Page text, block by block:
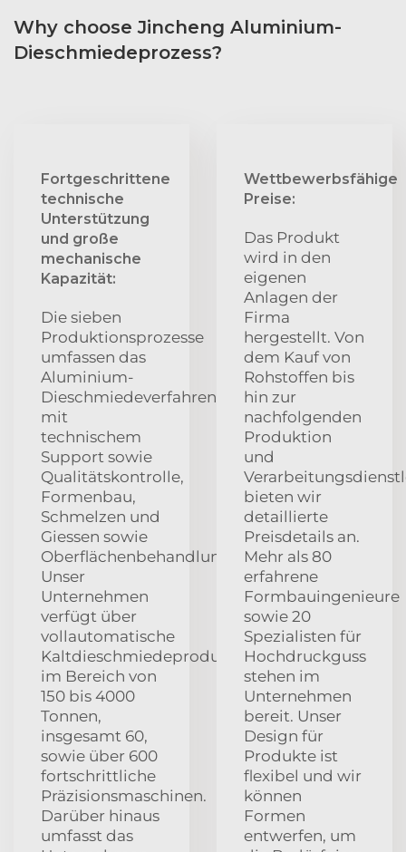
Why choose Jincheng Aluminium-
Dieschmiedeprozess?
Fortgeschrittene
technische
Unterstützung
und große
mechanische
Kapazität:
Die sieben
Produktionsprozesse
umfassen das
Aluminium-
Dieschmiedeverfahren
mit
technischem
Support sowie
Qualitätskontrolle,
Formenbau,
Schmelzen und
Giessen sowie
Oberflächenbehandlung.
Unser
Unternehmen
verfügt über
vollautomatische
Kaltdieschmiedeproduktionslinien
im Bereich von
150 bis 4000
Tonnen,
insgesamt 60,
sowie über 600
fortschrittliche
Präzisionsmaschinen.
Darüber hinaus
umfasst das
Wettbewerbsfähige
Preise:
Das Produkt
wird in den
eigenen
Anlagen der
Firma
hergestellt. Von
dem Kauf von
Rohstoffen bis
hin zur
nachfolgenden
Produktion
und
bieten wir
detaillierte
Preisdetails an.
Mehr als 80
erfahrene
Formbauingenieure
sowie 20
Spezialisten für
Hochdruckguss
stehen im
Unternehmen
bereit. Unser
Design für
Produkte ist
flexibel und wir
können
Formen
entwerfen, um